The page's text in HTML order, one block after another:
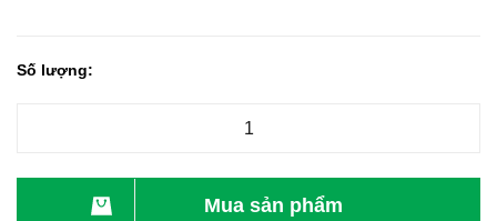
Số lượng:
Mua sản phẩm